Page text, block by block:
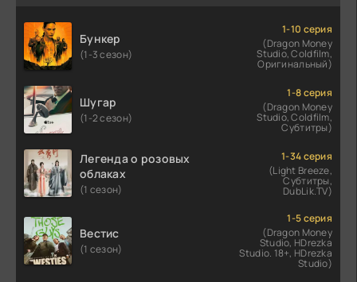
Бункер
(1-3 сезон)
1-10 серия
(Dragon Money
Studio, Coldfilm,
Оригинальный)
Шугар
(1-2 сезон)
1-8 серия
(Dragon Money
Studio, Coldfilm,
Субтитры)
Легенда о розовых
облаках
(1 сезон)
1-34 серия
(Light Breeze,
Субтитры,
DubLik.TV)
Вестис
(1 сезон)
1-5 серия
(Dragon Money
Studio, HDrezka
Studio. 18+, HDrezka
Studio)